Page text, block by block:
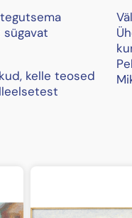
kelle teosed